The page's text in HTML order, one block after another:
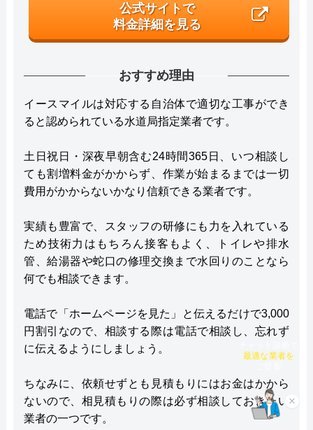
公式サイトで
料金詳細を見る
おすすめ理由
イースマイルは対応する自治体で適切な工事ができ
ると認められている水道局指定業者です。
土日祝日・深夜早朝含む24時間365日、いつ相談し
ても割増料金がかからず、作業が始まるまでは一切
費用がかからないかなり信頼できる業者です。
実績も豊富で、スタッフの研修にも力を入れている
ため技術力はもちろん接客もよく、トイレや排水
管、給湯器や蛇口の修理交換まで水回りのことなら
何でも相談できます。
電話で「ホームページを見た」と伝えるだけで3,000
円割引なので、相談する際は電話で相談し、忘れず
に伝えるようにしましょう。
ちなみに、依頼せずとも見積もりにはお金はかから
ないので、相見積もりの際は必ず相談しておきたい
業者の一つです。
×
最適な業者を